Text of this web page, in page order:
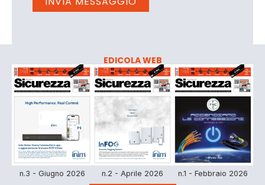
EDICOLA WEB
n.3 - Giugno 2026 n.2 - Aprile 2026 n.1 - Febbraio 2026